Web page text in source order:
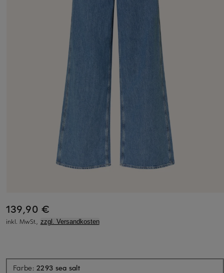
139,90 €
inkl. MwSt., zzgl. Versandkosten
Farbe:2293 sea salt